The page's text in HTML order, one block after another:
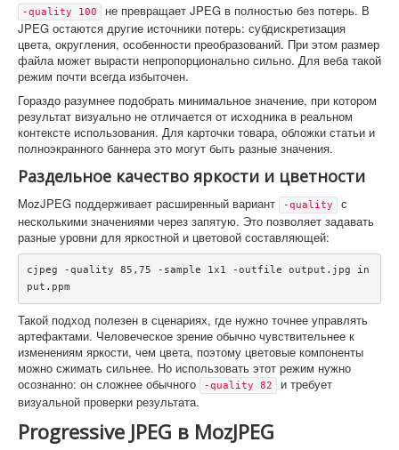
-quality 100
не превращает JPEG в полностью без потерь. В
JPEG остаются другие источники потерь: субдискретизация
цвета, округления, особенности преобразований. При этом размер
файла может вырасти непропорционально сильно. Для веба такой
режим почти всегда избыточен.
Гораздо разумнее подобрать минимальное значение, при котором
результат визуально не отличается от исходника в реальном
контексте использования. Для карточки товара, обложки статьи и
полноэкранного баннера это могут быть разные значения.
Раздельное качество яркости и цветности
MozJPEG поддерживает расширенный вариант -quality
с
несколькими значениями через запятую. Это позволяет задавать
разные уровни для яркостной и цветовой составляющей:
cjpeg -quality 85,75 -sample 1x1 -outfile output.jpg in
put.ppm
Такой подход полезен в сценариях, где нужно точнее управлять
артефактами. Человеческое зрение обычно чувствительнее к
изменениям яркости, чем цвета, поэтому цветовые компоненты
можно сжимать сильнее. Но использовать этот режим нужно
осознанно: он сложнее обычного
-quality 82
и требует
визуальной проверки результата.
Progressive JPEG в MozJPEG